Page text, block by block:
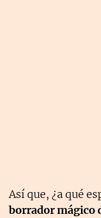
Así que, ¿a qué
borrador mágico